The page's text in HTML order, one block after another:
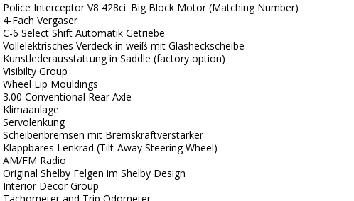
Police Interceptor V8 428ci. Big Block Motor (Matching Number)
4-Fach Vergaser
C-6 Select Shift Automatik Getriebe
Vollelektrisches Verdeck in weiß mit Glasheckscheibe
Kunstlederausstattung in Saddle (factory option)
Visibilty Group
Wheel Lip Mouldings
3.00 Conventional Rear Axle
Klimaanlage
Servolenkung
Scheibenbremsen mit Bremskraftverstärker
Klappbares Lenkrad (Tilt-Away Steering Wheel)
AM/FM Radio
Original Shelby Felgen im Shelby Design
Interior Decor Group